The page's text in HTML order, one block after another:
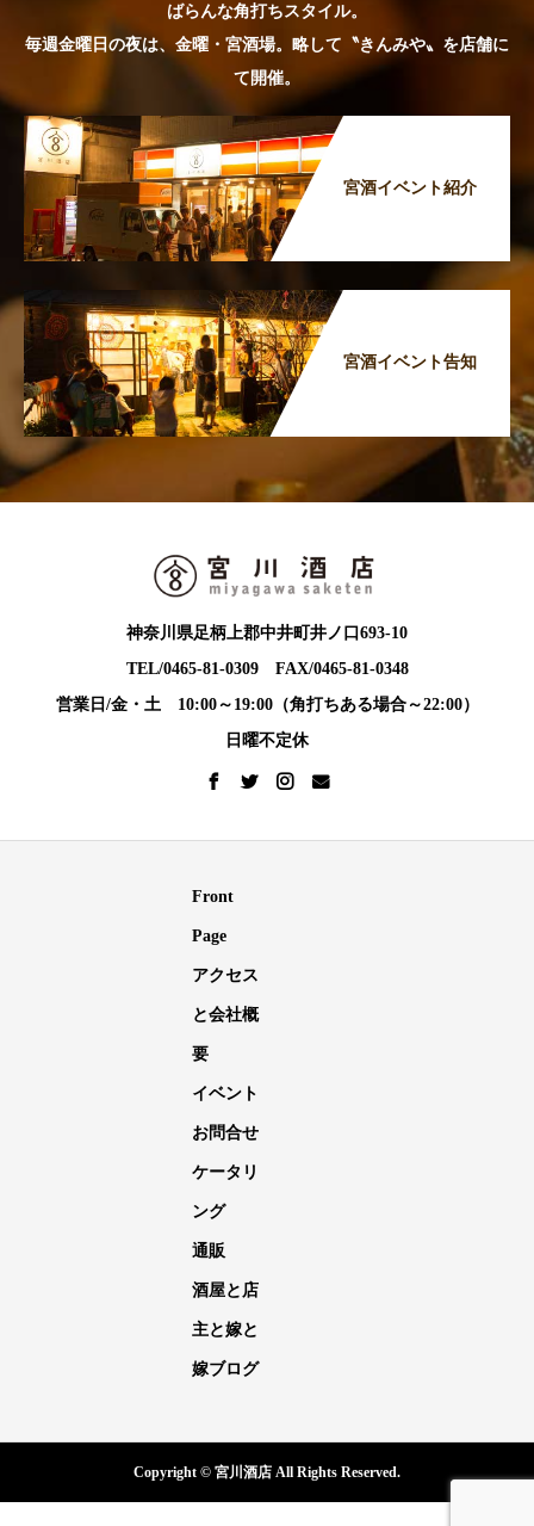
ばらんな角打ちスタイル。
毎週金曜日の夜は、金曜・宮酒場。略して〝きんみや〟を店舗に
て開催。
宮酒イベント紹介
宮酒イベント告知
神奈川県足柄上郡中井町井ノ口693-10
TEL/0465-81-0309 FAX/0465-81-0348
営業日/金・土 10:00～19:00（角打ちある場合～22:00）
日曜不定休
Front
Page
アクセス
と会社概
要
イベント
お問合せ
ケータリ
ング
通販
酒屋と店
主と嫁と
嫁ブログ
Copyright © 宮川酒店 All Rights Reserved.